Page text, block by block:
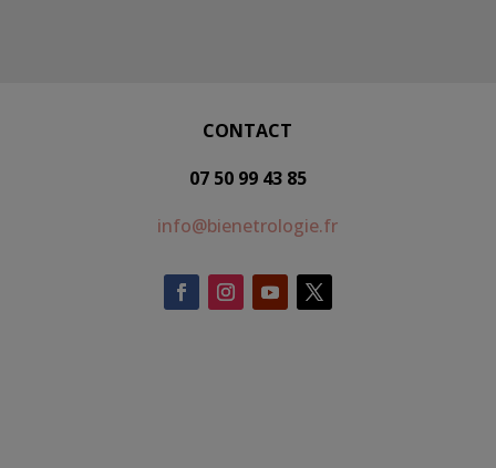
CONTACT
07 50 99 43 85
info@bienetrologie.fr